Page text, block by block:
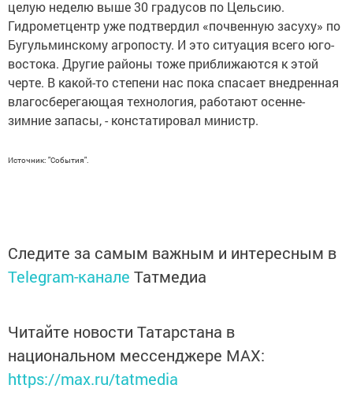
целую неделю выше 30 градусов по Цельсию.
Гидрометцентр уже подтвердил «почвенную засуху» по
Бугульминскому агропосту. И это ситуация всего юго-
востока. Другие районы тоже приближаются к этой
черте. В какой-то степени нас пока спасает внедренная
влагосберегающая технология, работают осенне-
зимние запасы, - констатировал министр.
Источник: "События".
Следите за самым важным и интересным в
Telegram-канале Татмедиа
Читайте новости Татарстана в
национальном мессенджере MАХ:
https://max.ru/tatmedia